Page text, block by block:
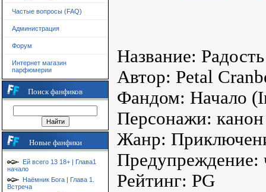
Частые вопросы (FAQ)
Администрация
Форум
Интернет магазин
парфюмерии
Поиск фанфиков
Новые фанфики
Ей всего 13 18+ | Глава1
начало
Наёмник Бога | Глава 1.
Встреча
Название:
Автор: Petal
Фандом: Начало
Персонажи:
Жанр:
Предупреждение:
Рейтинг: PG